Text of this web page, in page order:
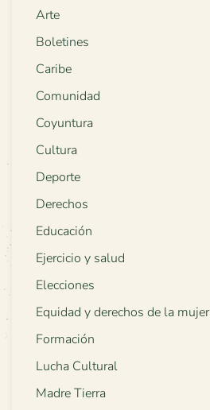
Arte
Boletines
Caribe
Comunidad
Coyuntura
Cultura
Deporte
Derechos
Educación
Ejercicio y salud
Elecciones
Equidad y derechos de la mujer
Formación
Lucha Cultural
Madre Tierra